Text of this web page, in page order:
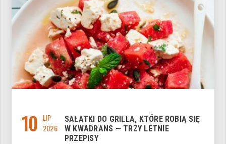
10 LIP
2026
SAŁATKI DO GRILLA, KTÓRE ROBIĄ SIĘ
W KWADRANS — TRZY LETNIE
PRZEPISY